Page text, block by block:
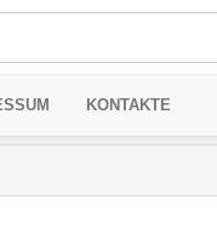
KONTAKTE